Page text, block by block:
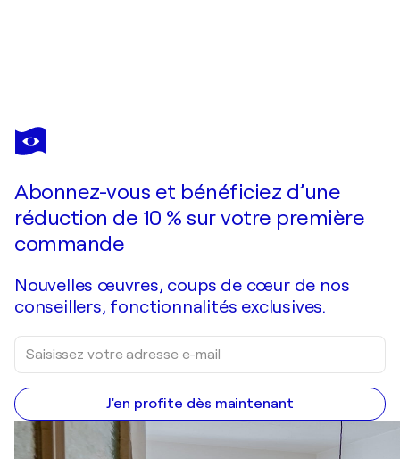
OLIVIER
MESSAS
Je passe commande
Abonnez-vous et bénéficiez d’une
réduction de 10 % sur votre première
commande
Nouvelles œuvres, coups de cœur de nos
conseillers, fonctionnalités exclusives.
J'en profite dès maintenant